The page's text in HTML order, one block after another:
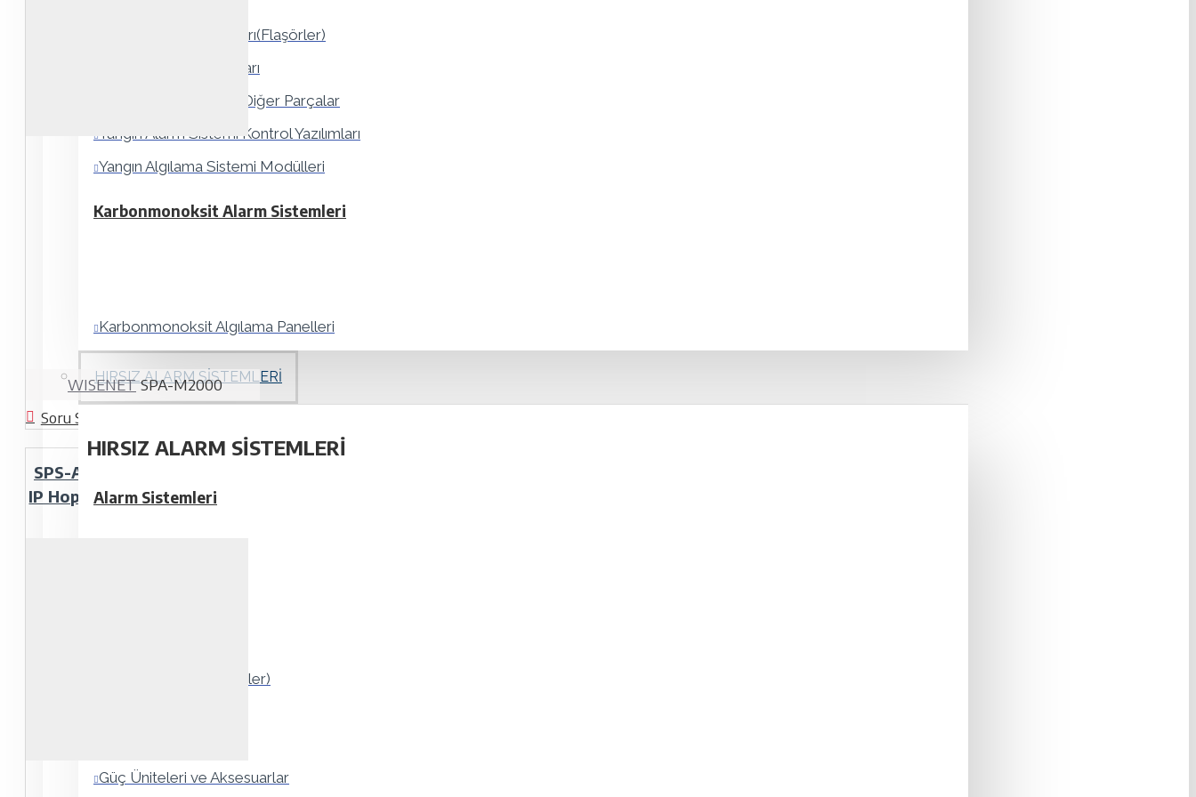
Sirenler ve Uyarı Işıkları(Flaşörler)
Bildirim (İhbar) Butonları
Yangın Alarm Sistemi Diğer Parçalar
Yangın Alarm Sistemi Kontrol Yazılımları
Yangın Algılama Sistemi Modülleri
Karbonmonoksit Alarm Sistemleri
Karbonmonoksit Algılama Panelleri
Sirenler ve Flaşörler
HIRSIZ ALARM SISTEMLERI
HIRSIZ ALARM SISTEMLERI
Alarm Sistemleri
Algılayıcılar (Dedektörler)
Güç Üniteleri ve Aksesuarlar
WISENET SPA-M2000
Soru Sor
SPS-A100M, Ses İşaretçisi /
IP Hoparlör / Mikrofon / LED